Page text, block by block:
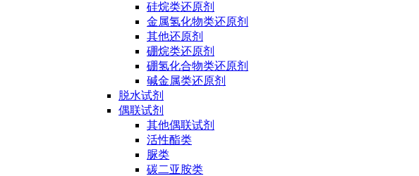
硅烷类还原剂
金属氢化物类还原剂
其他还原剂
硼烷类还原剂
硼氢化合物类还原剂
碱金属类还原剂
脱水试剂
偶联试剂
其他偶联试剂
活性酯类
脲类
碳二亚胺类